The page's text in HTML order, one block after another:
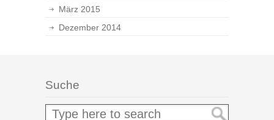
März 2015
Dezember 2014
Suche